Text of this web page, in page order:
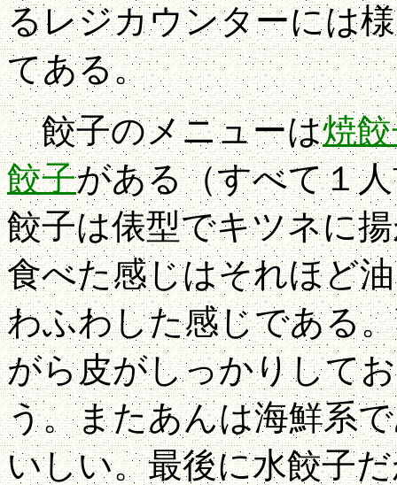
るレジカウンターには
てある。
餃子のメニューは焼
餃子がある（すべて１
餃子は俵型でキツネに
食べた感じはそれほど
わふわした感じである
がら皮がしっかりして
う。またあんは海鮮系
いしい。最後に水餃子